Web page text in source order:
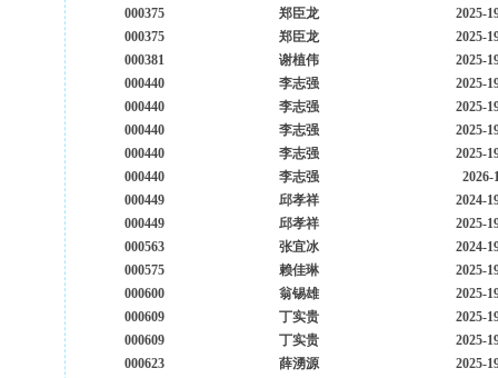
000375
郑臣龙
2025-
000375
郑臣龙
2025-
000381
谢植伟
2025-
000440
李志强
2025-
000440
李志强
2025-
000440
李志强
2025-
000440
李志强
2025-
000440
李志强
2026-
000449
邱孝祥
2024-
000449
邱孝祥
2025-
000563
张宜冰
2024-
000575
赖佳琳
2025-
000600
翁锡雄
2025-
000609
丁实贵
2025-
000609
丁实贵
2025-
000623
薛湧源
2025-